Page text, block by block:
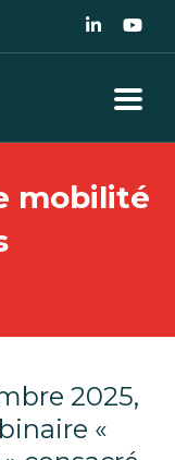
mobilité
2025,
«